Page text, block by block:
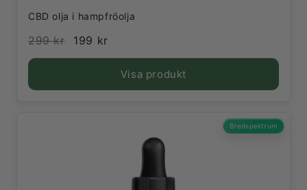
CBD olja i hampfröolja
299 kr 199 kr
Visa produkt
Bredspektrum